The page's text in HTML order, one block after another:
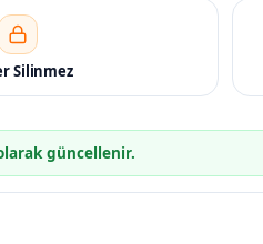
Silinmez
güncellenir.